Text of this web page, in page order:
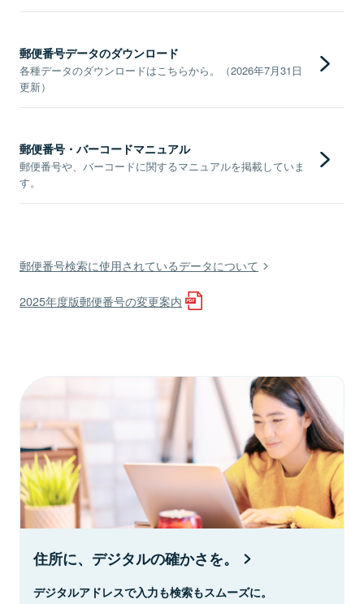
郵便番号データのダウンロード
各種データのダウンロードはこちらから。（2026年7月31日
更新）
郵便番号・バーコードマニュアル
郵便番号や、バーコードに関するマニュアルを掲載していま
す。
郵便番号検索に使用されているデータについて
2025年度版郵便番号の変更案内
住所に、デジタルの確かさを。
デジタルアドレスで入力も検索もスムーズに。